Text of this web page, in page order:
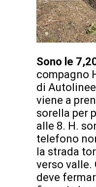
Sono le
compagno
di
viene a
sorella per
alle 8. H.
telefono
la strada
verso valle.
deve